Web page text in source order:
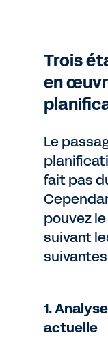
Trois
en
Le
fait pas
pouvez
suivant
1.
actuelle